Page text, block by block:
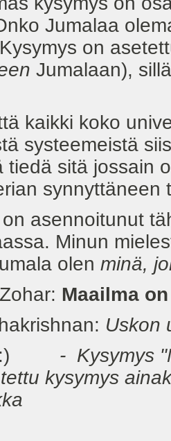
Jumalaa
on
Jumalaan),
kaikki koko
systeemeistä
tiedä sitä jossain
synnyttäneen
asennoitunut
Minun
olen minä,
Maailma
Uskon
- Kysymys
kysymys